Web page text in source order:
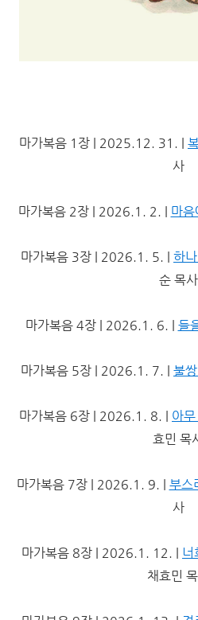
마가복음 1장 | 2025.12. 31. |
사
마가복음 2장 | 2026.1. 2. | 마
마가복음 3장 | 2026.1. 5. | 하
순 목사
마가복음 4장 | 2026.1. 6. | 들
마가복음 5장 | 2026.1. 7. | 불
마가복음 6장 | 2026.1. 8. | 아
효민 목
마가복음 7장 | 2026.1. 9. | 부스
사
마가복음 8장 | 2026.1. 12. | 너
채효민